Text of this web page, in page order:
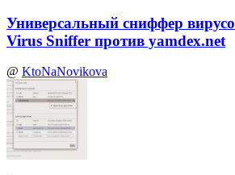
Универсальный сниффер
Virus Sniffer против yamdex.net
@ KtoNaNovikova